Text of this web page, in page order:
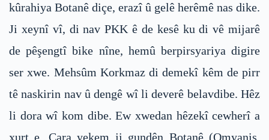
kûrahiya Botanê diçe, erazî û gelê herêmê nas dike.
Ji xeynî vî, di nav PKK ê de kesê ku di vê mijarê
de pêşengtî bike nîne, hemû berpirsyariya digire
ser xwe. Mehsûm Korkmaz di demekî kêm de pirr
tê naskirin nav û dengê wî li deverê belavdibe. Hêz
li dora wî kom dibe. Ew xwedan hêzekî cewherî a
xurt e. Cara yekem ji gundên Botanê (Omyanis,